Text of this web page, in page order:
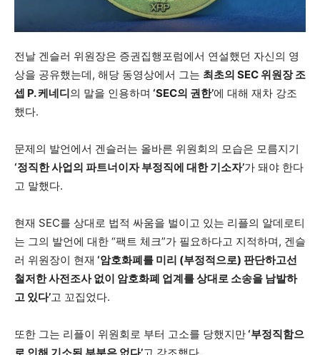
전날 겐슬러 위원장은 증권집행포럼에서 연설했던 자신의 영
상을 공유했는데, 해당 동영상에서 그는 최초의 SEC 위원장 조
셉 P. 케네디의 말을 인용하며 ‘SEC의 권한’에 대해 재차 강조
했다.
문제의 발언에서 겐슬러는 올바른 위원회의 모습은 모름지기
‘정직한 사업의 파트너이자 부정직에 대한 기소자’가 돼야 한다
고 말했다.
현재 SEC를 상대로 법적 싸움을 벌이고 있는 리플의 알데로티
는 그의 발언에 대한 “팩트 체크”가 필요하다고 지적하며, 겐슬
러 위원장이 현재 ‘암호화폐를 미리 (부정적으로) 판단하고선
철저한 사전조사 없이 암호화폐 업계를 상대로 소송을 남발하
고 있다’고 꼬집었다.
또한 그는 리플이 위원회로 부터 고소를 당했지만‘부정직함으